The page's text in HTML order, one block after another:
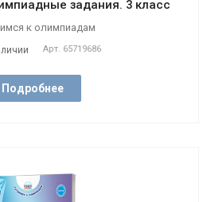
задания. 3 класс
к олимпиадам
Арт. 65719686
Подробнее